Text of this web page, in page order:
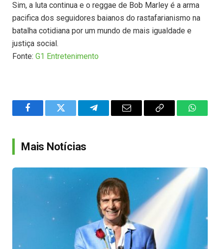
Sim, a luta continua e o reggae de Bob Marley é a arma
pacifica dos seguidores baianos do rastafarianismo na
batalha cotidiana por um mundo de mais igualdade e
justiça social.
Fonte: G1 Entretenimento
FacebookTwitter TelegramEmail
Copy
Mais Notícias